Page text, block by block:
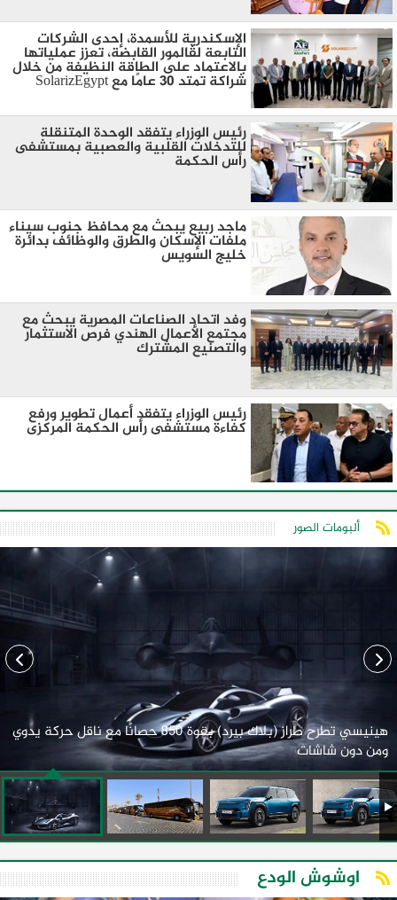
الإسكندرية للأسمدة، إحدى الشركات
التابعة لڤالمور القابضة، تعزز عملياتها
بالاعتماد على الطاقة النظيفة من خلال
شراكة تمتد 30 عامًا مع SolarizEgypt
رئيس الوزراء يتفقد الوحدة المتنقلة
للتدخلات القلبية والعصبية بمستشفى
رأس الحكمة
ماجد ربيع يبحث مع محافظ جنوب سيناء
ملفات الإسكان والطرق والوظائف بدائرة
خليج السويس
وفد اتحاد الصناعات المصرية يبحث مع
مجتمع الأعمال الهندي فرص الاستثمار
والتصنيع المشترك
رئيس الوزراء يتفقد أعمال تطوير ورفع
كفاءة مستشفى رأس الحكمة المركزى
ألبومات الصور
هينيسي تطرح طراز (بلاك بيرد) بقوة 850 حصانًا مع ناقل حركة يدوي
ومن دون شاشات
اوشوش الودع